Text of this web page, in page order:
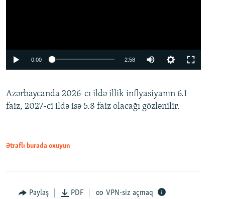
0:00 2:58
360p
480p
Azərbaycanda 2026-cı ildə illik inflyasiyanın 6.1
faiz, 2027-ci ildə isə 5.8 faiz olacağı gözlənilir.
Ətraflı burada oxuyun
Paylaş PDF VPN-siz açmaq